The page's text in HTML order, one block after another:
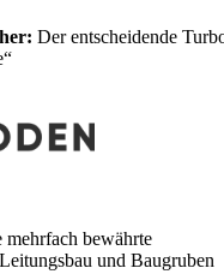
Der entscheidende
mehrfach bewährte
und Baugruben